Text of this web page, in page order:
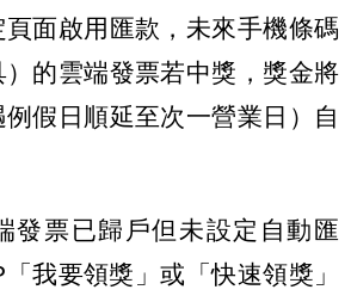
面啟用匯款，未來手機條碼
）的雲端發票若中獎，獎金將
假日順延至次一營業日）自
發票已歸戶但未設定自動匯
我要領獎」或「快速領獎」